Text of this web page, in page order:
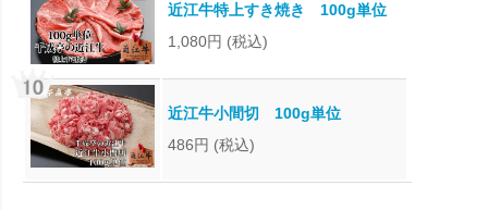
近江牛特上すき焼き 100g単位
1,080円 (税込)
近江牛小間切 100g単位
486円 (税込)